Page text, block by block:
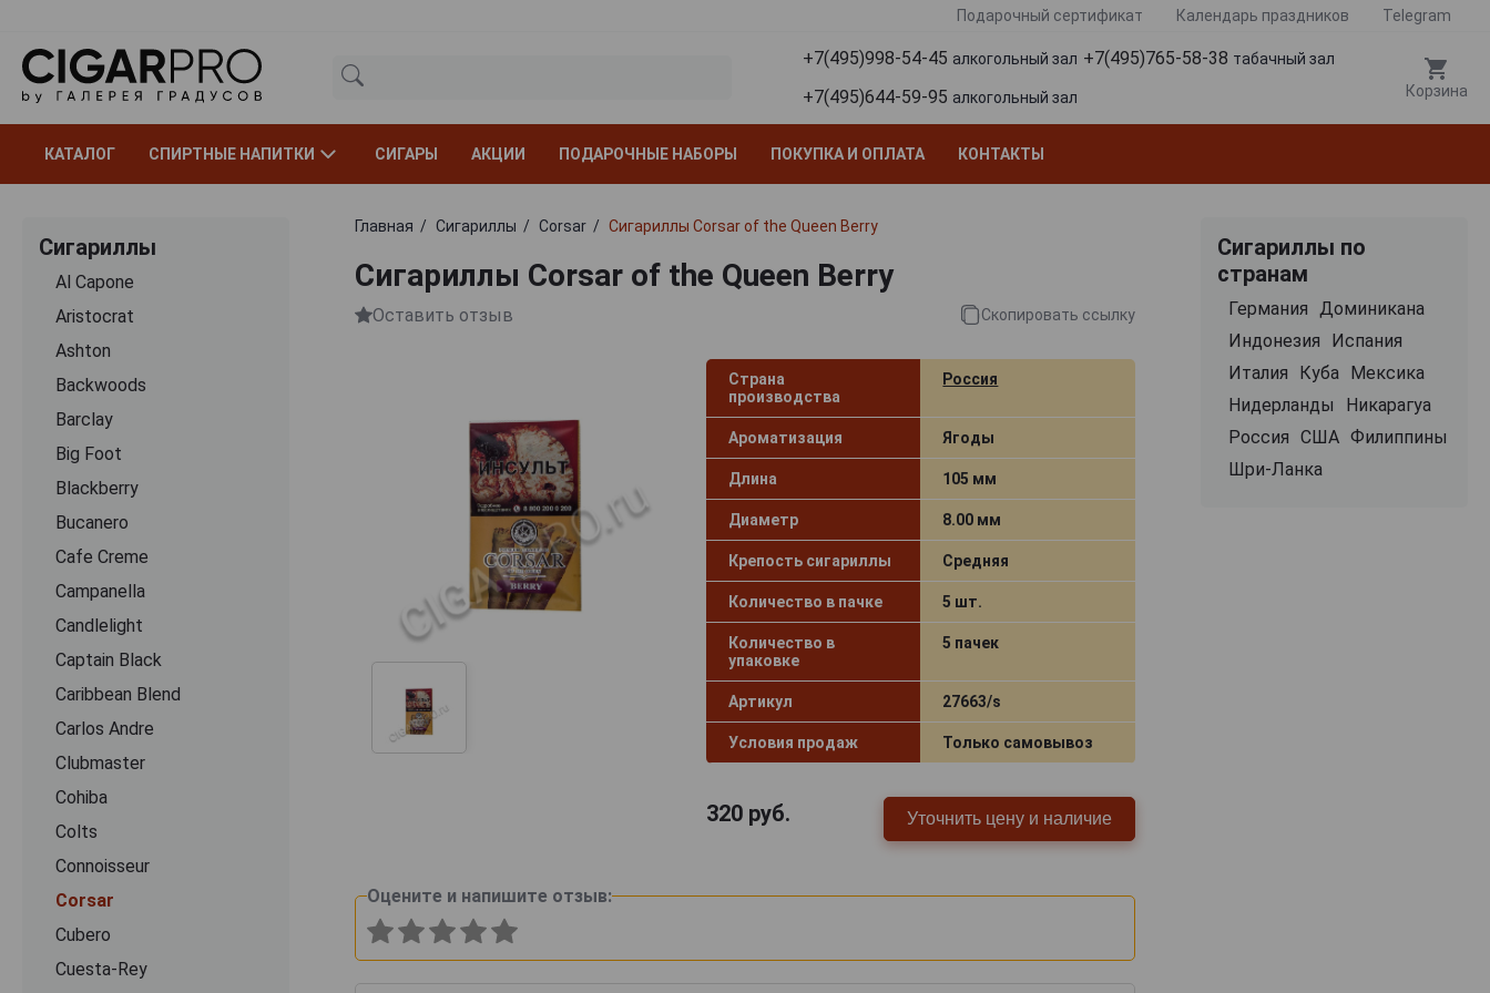
Подарочный сертификат Календарь праздников Telegram
+7(495)998-54-45 алкогольный зал +7(495)765-58-38 табачный зал
+7(495)644-59-95 алкогольный зал Корзина
КАТАЛОГ СПИРТНЫЕ НАПИТКИ СИГАРЫ АКЦИИ ПОДАРОЧНЫЕ НАБОРЫ ПОКУПКА И ОПЛАТА КОНТАКТЫ
Сигариллы
Al Capone
Aristocrat
Ashton
Backwoods
Barclay
Big Foot
Blackberry
Bucanero
Cafe Creme
Campanella
Candlelight
Captain Black
Caribbean Blend
Carlos Andre
Clubmaster
Cohiba
Colts
Connoisseur
Corsar
Cubero
Cuesta-Rey
Главная Сигариллы Corsar Сигариллы Corsar of the Queen Berry
Сигариллы Corsar of the Queen Berry
Оставить отзыв Скопировать ссылку
Страна
производства
Россия
Ароматизация Ягоды
Длина 105 мм
Диаметр 8.00 мм
Крепость сигариллы Средняя
Количество в пачке 5 шт.
Количество в
упаковке
5 пачек
Артикул 27663/s
Условия продаж Только самовывоз
320руб. Уточнить цену и наличие
Оцените и напишите отзыв:
Сигариллы по
странам
Германия
Доминикана
Индонезия
Испания
Италия
Куба
Мексика
Нидерланды
Никарагуа
Россия США Филиппины
Шри-Ланка